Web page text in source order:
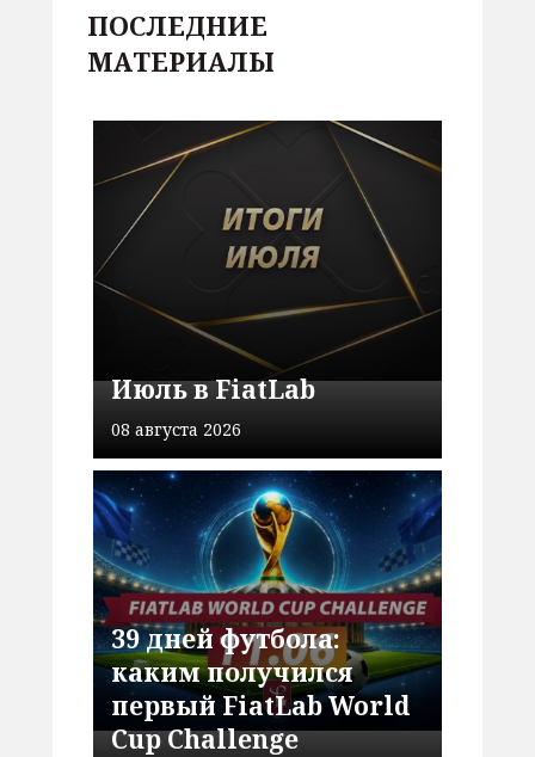
ПОСЛЕДНИЕ
МАТЕРИАЛЫ
Июль в FiatLab
08 августа 2026
39 дней футбола:
каким получился
первый FiatLab World
Cup Challenge